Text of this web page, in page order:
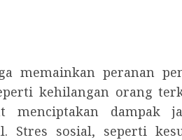
memainkan peranan
kehilangan orang
menciptakan dampak
Stres sosial, seperti